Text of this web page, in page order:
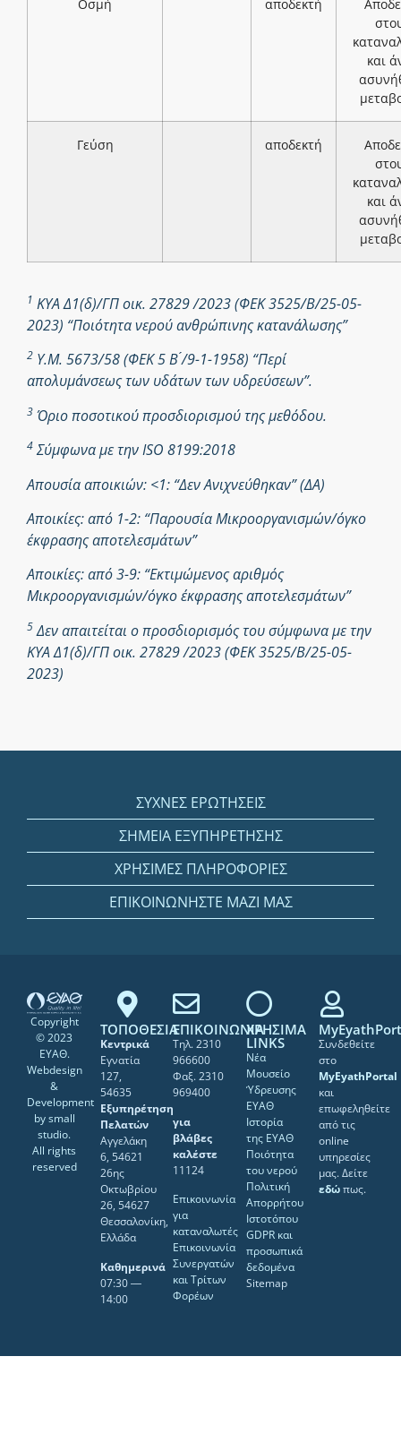
Οσμή αποδεκτή
και
Γεύση αποδεκτή
και
1 ΚΥΑ Δ1(δ)/ΓΠ οικ. 27829 /2023 (ΦΕΚ 3525/Β/25-05-
2023) “Ποιότητα νερού ανθρώπινης κατανάλωσης”
2 Υ.Μ. 5673/58 (ΦΕΚ 5 Β ́/9-1-1958) “Περί
απολυμάνσεως των υδάτων των υδρεύσεων”.
3 Όριο ποσοτικού προσδιορισμού της μεθόδου.
4Σύμφωνα με την ISO 8199:2018
Απουσία αποικιών: <1: “Δεν Ανιχνεύθηκαν” (ΔΑ)
Αποικίες: από 1-2: “Παρουσία Μικροοργανισμών/όγκο
έκφρασης αποτελεσμάτων”
Αποικίες: από 3-9: “Εκτιμώμενος αριθμός
Μικροοργανισμών/όγκο έκφρασης αποτελεσμάτων”
5Δεν απαιτείται ο προσδιορισμός του σύμφωνα με την
ΚΥΑ Δ1(δ)/ΓΠ οικ. 27829 /2023 (ΦΕΚ 3525/Β/25-05-
2023)
ΣΥΧΝΕΣ ΕΡΩΤΗΣΕΙΣ
ΣΗΜΕΙΑ ΕΞΥΠΗΡΕΤΗΣΗΣ
ΧΡΗΣΙΜΕΣ ΠΛΗΡΟΦΟΡΙΕΣ
ΕΠΙΚΟΙΝΩΝΗΣΤΕ ΜΑΖΙ ΜΑΣ
Copyright
© 2023
ΕΥΑΘ.
Webdesign
&
Development
bysmall
studio.
All rights
reserved
ΤΟΠΟΘΕΣΙΑ
Κεντρικά
Εγνατία
127,
54635
Εξυπηρέτηση
Πελατών
Αγγελάκη
6, 54621
26ης
Οκτωβρίου
26, 54627
Θεσσαλονίκη,
Ελλάδα
Καθημερινά
07:30 ―
14:00
ΕΠΙΚΟΙΝΩΝΙΑ
Τηλ. 2310
966600
Φαξ. 2310
969400
για
βλάβες
καλέστε
11124
Επικοινωνία
για
καταναλωτές
Επικοινωνία
Συνεργατών
και Τρίτων
Φορέων
ΧΡΗΣΙΜΑ
LINKS
Νέα
Μουσείο
Ύδρευσης
ΕΥΑΘ
Ιστορία
της ΕΥΑΘ
Ποιότητα
του νερού
Πολιτική
Απορρήτου
Ιστοτόπου
GDPR και
προσωπικά
δεδομένα
Sitemap
Συνδεθείτε
στο
MyEyathPortal
και
επωφεληθείτε
από τις
online
υπηρεσίες
μας. Δείτε
εδώπως.